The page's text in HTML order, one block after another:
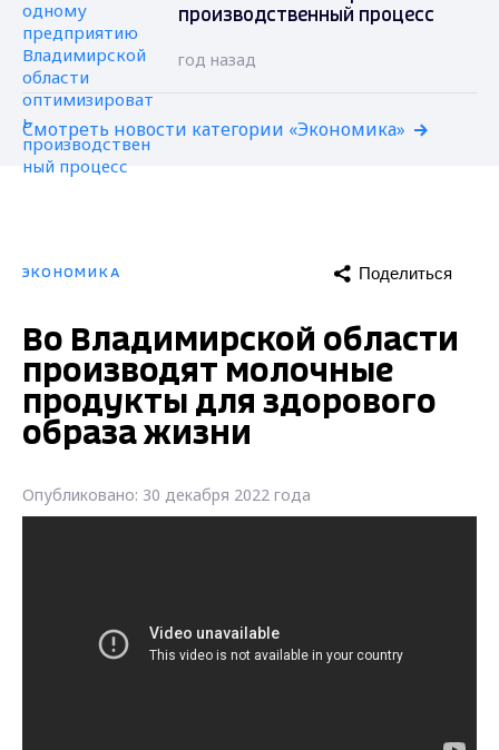
производственный процесс
год назад
Смотреть новости категории «Экономика»
ЭКОНОМИКА Поделиться
Во Владимирской области
производят молочные
продукты для здорового
образа жизни
Опубликовано: 30 декабря 2022 года